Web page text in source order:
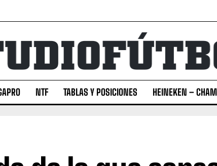
NTF TABLAS Y POSICIONES HEINEKEN –